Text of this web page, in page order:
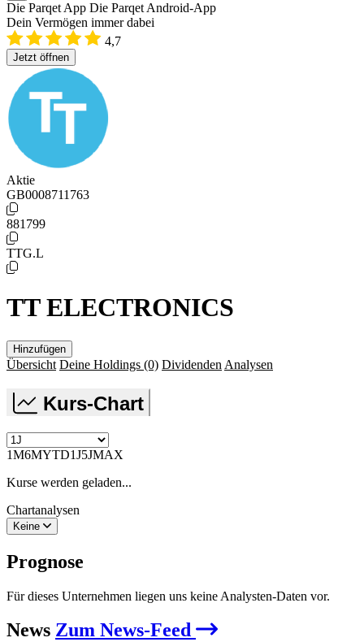
Die Parqet App Die Parqet Android-App
Dein Vermögen immer dabei
4,7
Jetzt öffnen
Aktie
GB0008711763
881799
TTG.L
TT ELECTRONICS
Hinzufügen
Übersicht Deine Holdings (0) Dividenden Analysen
Kurs-Chart
1M6MYTD1J5JMAX
Kurse werden geladen...
Chartanalysen
Keine
Prognose
Für dieses Unternehmen liegen uns keine Analysten-Daten vor.
News Zum News-Feed